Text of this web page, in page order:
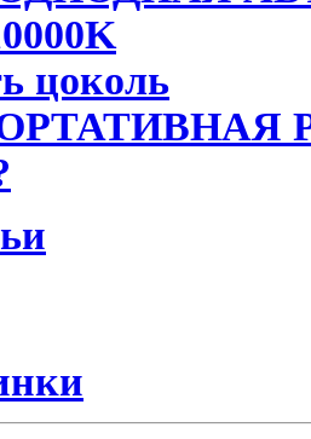
цоколь